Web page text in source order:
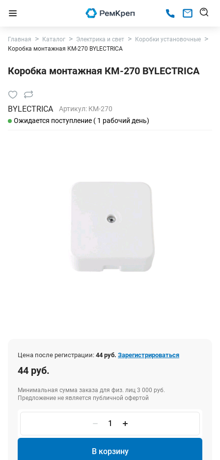
Главная Каталог Электрика и свет
Коробки установочные
Коробка монтажная КМ-270 BYLECTRICA
Коробка монтажная КМ-270 BYLECTRICA
BYLECTRICA Артикул: КМ-270
Ожидается поступление ( 1 рабочий день)
Цена после регистрации: 44 руб. Зарегистрироваться
44 руб.
Минимальная сумма заказа для физ. лиц 3 000 руб.
Предложение не является публичной офертой
В корзину